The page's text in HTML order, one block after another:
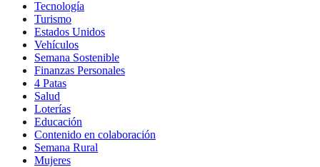
Tecnología
Turismo
Estados Unidos
Vehículos
Semana Sostenible
Finanzas Personales
4 Patas
Salud
Loterías
Educación
Contenido en colaboración
Semana Rural
Mujeres